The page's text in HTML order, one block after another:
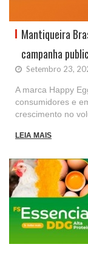
Mantiqueira
campanha
Setembro 23,
A marca Happy
consumidores e
crescimento no
LEIA MAIS